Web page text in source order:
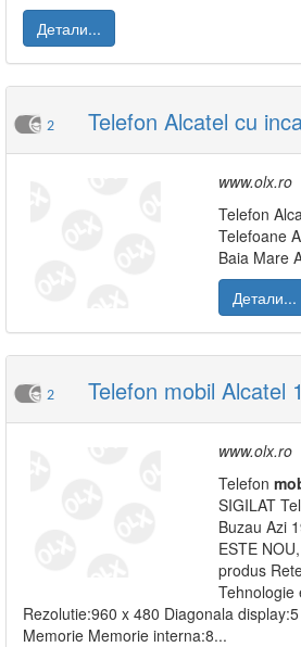
Детали...
2 Telefon Alcatel cu
www.olx.ro
Telefon
Telefoane
Baia Mare
Детали...
2 Telefon mobil Alcatel
www.olx.ro
Telefon
SIGILAT
Buzau Azi
ESTE
produs
Tehnologie
Rezolutie:960 x 480 Diagonala
Memorie Memorie interna:8...